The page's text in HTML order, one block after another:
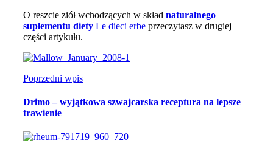
O reszcie ziół wchodzących w skład naturalnego
suplementu diety Le dieci erbe przeczytasz w drugiej
części artykułu.
Poprzedni wpis
Drimo – wyjątkowa szwajcarska receptura na lepsze
trawienie